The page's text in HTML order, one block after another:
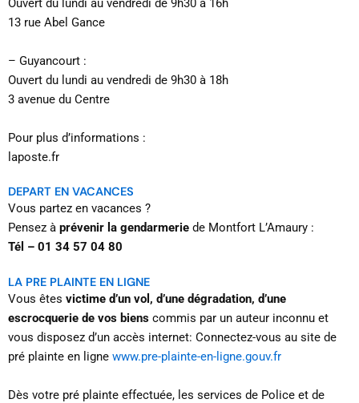
Ouvert du lundi au vendredi de 9h30 à 16h
13 rue Abel Gance
– Guyancourt :
Ouvert du lundi au vendredi de 9h30 à 18h
3 avenue du Centre
Pour plus d’informations :
laposte.fr
DEPART EN VACANCES
Vous partez en vacances ?
Pensez à prévenir la gendarmerie de Montfort L’Amaury :
Tél – 01 34 57 04 80
LA PRE PLAINTE EN LIGNE
Vous êtes victime d’un vol, d’une dégradation, d’une
escrocquerie de vos biens commis par un auteur inconnu et
vous disposez d’un accès internet: Connectez-vous au site de
pré plainte en ligne www.pre-plainte-en-ligne.gouv.fr
Dès votre pré plainte effectuée, les services de Police et de